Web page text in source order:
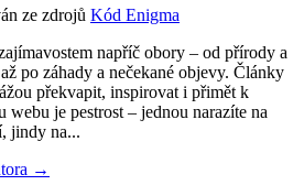
ze zdrojů Kód Enigma
napříč obory – od přírody a
po záhady a nečekané objevy. Články
překvapit, inspirovat i přimět k
webu je pestrost – jednou narazíte na
jindy na...
→